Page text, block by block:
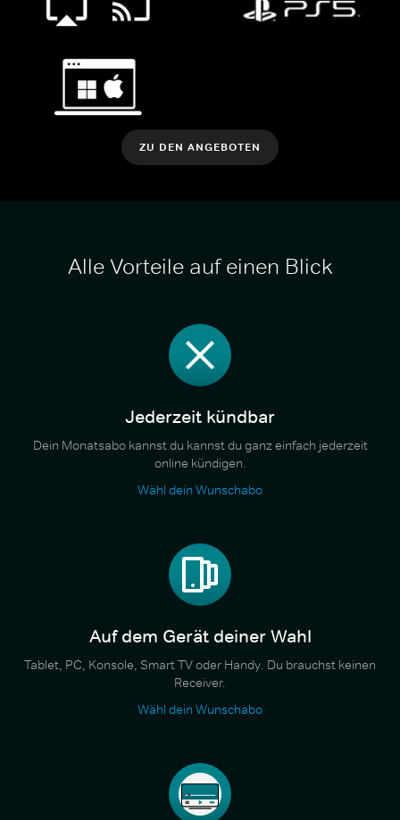
ZU DEN ANGEBOTEN
Alle Vorteile auf einen Blick
Jederzeit kündbar
Dein Monatsabo kannst du kannst du ganz einfach jederzeit
online kündigen.
Wähl dein Wunschabo
Auf dem Gerät deiner Wahl
Tablet, PC, Konsole, Smart TV oder Handy. Du brauchst keinen
Receiver.
Wähl dein Wunschabo